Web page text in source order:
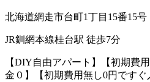
北海道網走市台町1丁目15番15号
JR釧網本線桂台駅 徒歩7分
【DIY自由アパート】【初期費
金０】【初期費用無し0円ですぐ